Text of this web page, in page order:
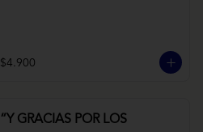
$4.900
“Y GRACIAS POR LOS